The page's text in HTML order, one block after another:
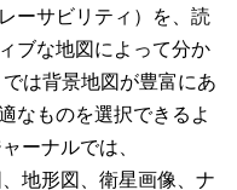
ーサビリティ）を、読
ブな地図によって分か
では背景地図が豊富にあ
なものを選択できるよ
ーナルでは、
、地形図、衛星画像、ナ